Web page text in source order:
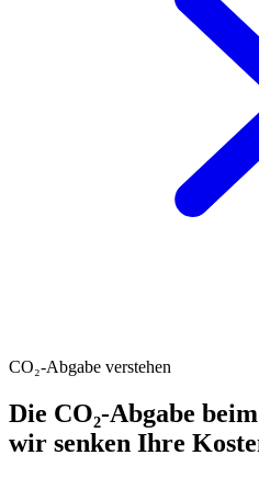
CO₂-Abgabe verstehen
Die CO₂-Abgabe
wir senken Ihre